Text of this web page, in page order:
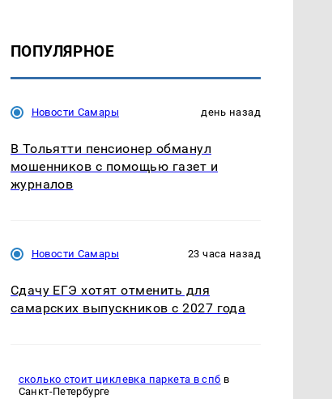
ПОПУЛЯРНОЕ
Новости Самары день назад
В Тольятти пенсионер обманул
мошенников с помощью газет и
журналов
Новости Самары 23 часа назад
Сдачу ЕГЭ хотят отменить для
самарских выпускников с 2027 года
сколько стоит циклевка паркета в спб в
Санкт-Петербурге